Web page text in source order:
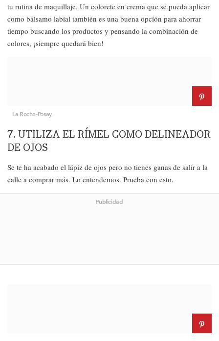
tu rutina de maquillaje. Un colorete en crema que se pueda aplicar
como bálsamo labial también es una buena opción para ahorrar
tiempo buscando los productos y pensando la combinación de
colores, ¡siempre quedará bien!
La Roche-Posay
7. UTILIZA EL RÍMEL COMO DELINEADOR
DE OJOS
Se te ha acabado el lápiz de ojos pero no tienes ganas de salir a la
calle a comprar más. Lo entendemos. Prueba con esto.
Publicidad